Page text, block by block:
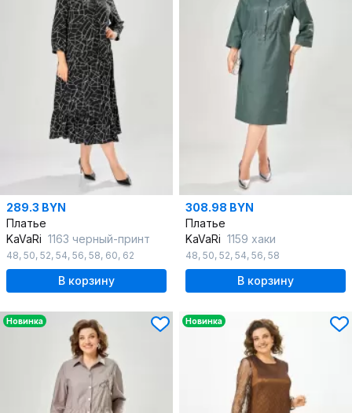
289.3 BYN
Платье
KaVaRi 1163 черный-принт
48, 50, 52, 54, 56, 58, 60, 62
В корзину
308.98 BYN
Платье
KaVaRi 1159 хаки
48, 50, 52, 54, 56, 58
В корзину
Новинка Новинка